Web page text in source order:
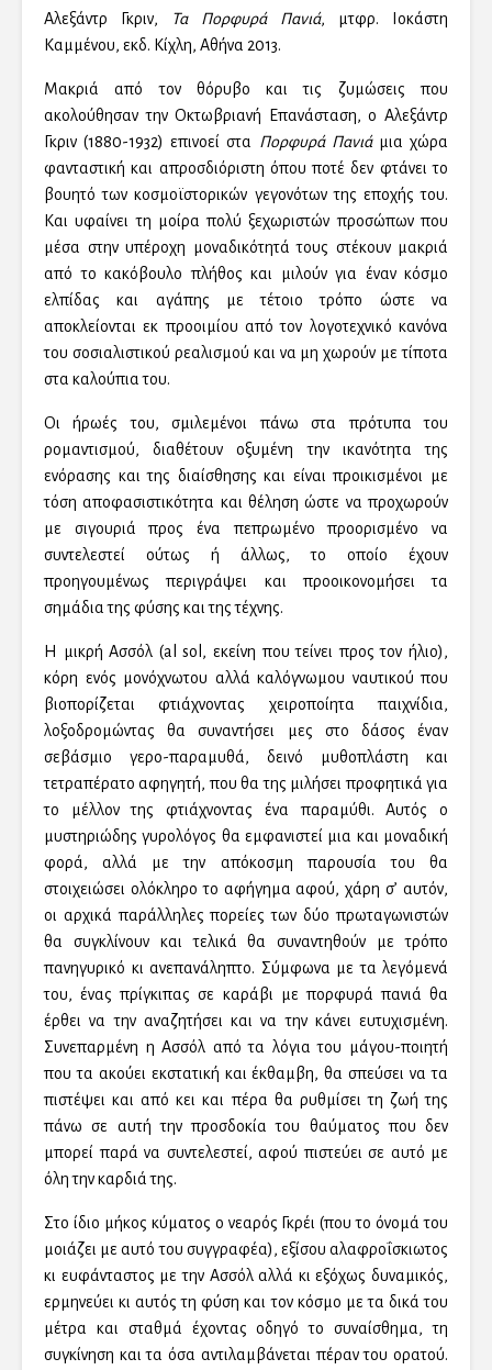
Αλεξάντρ Γκριν, Τα Πορφυρά Πανιά, μτφρ. Ιοκάστη
Καμμένου, εκδ. Κίχλη, Αθήνα 2013.
Μακριά από τον θόρυβο και τις ζυμώσεις που
ακολούθησαν την Οκτωβριανή Επανάσταση, ο Αλεξάντρ
Γκριν (1880-1932) επινοεί στα Πορφυρά Πανιάμια χώρα
φανταστική και απροσδιόριστη όπου ποτέ δεν φτάνει το
βουητό των κοσμοϊστορικών γεγονότων της εποχής του.
Και υφαίνει τη μοίρα πολύ ξεχωριστών προσώπων που
μέσα στην υπέροχη μοναδικότητά τους στέκουν μακριά
από το κακόβουλο πλήθος και μιλούν για έναν κόσμο
ελπίδας και αγάπης με τέτοιο τρόπο ώστε να
αποκλείονται εκ προοιμίου από τον λογοτεχνικό κανόνα
του σοσιαλιστικού ρεαλισμού και να μη χωρούν με τίποτα
στα καλούπια του.
Οι ήρωές του, σμιλεμένοι πάνω στα πρότυπα του
ρομαντισμού, διαθέτουν οξυμένη την ικανότητα της
ενόρασης και της διαίσθησης και είναι προικισμένοι με
τόση αποφασιστικότητα και θέληση ώστε να προχωρούν
με σιγουριά προς ένα πεπρωμένο προορισμένο να
συντελεστεί ούτως ή άλλως, το οποίο έχουν
προηγουμένως περιγράψει και προοικονομήσει τα
σημάδια της φύσης και της τέχνης.
Η μικρή Ασσόλ (al sol, εκείνη που τείνει προς τον ήλιο),
κόρη ενός μονόχνωτου αλλά καλόγνωμου ναυτικού που
βιοπορίζεται φτιάχνοντας χειροποίητα παιχνίδια,
λοξοδρομώντας θα συναντήσει μες στο δάσος έναν
σεβάσμιο γερο-παραμυθά, δεινό μυθοπλάστη και
τετραπέρατο αφηγητή, που θα της μιλήσει προφητικά για
το μέλλον της φτιάχνοντας ένα παραμύθι. Αυτός ο
μυστηριώδης γυρολόγος θα εμφανιστεί μια και μοναδική
φορά, αλλά με την απόκοσμη παρουσία του θα
στοιχειώσει ολόκληρο το αφήγημα αφού, χάρη σ’ αυτόν,
οι αρχικά παράλληλες πορείες των δύο πρωταγωνιστών
θα συγκλίνουν και τελικά θα συναντηθούν με τρόπο
πανηγυρικό κι ανεπανάληπτο. Σύμφωνα με τα λεγόμενά
του, ένας πρίγκιπας σε καράβι με πορφυρά πανιά θα
έρθει να την αναζητήσει και να την κάνει ευτυχισμένη.
Συνεπαρμένη η Ασσόλ από τα λόγια του μάγου-ποιητή
που τα ακούει εκστατική και έκθαμβη, θα σπεύσει να τα
πιστέψει και από κει και πέρα θα ρυθμίσει τη ζωή της
πάνω σε αυτή την προσδοκία του θαύματος που δεν
μπορεί παρά να συντελεστεί, αφού πιστεύει σε αυτό με
όλη την καρδιά της.
Στο ίδιο μήκος κύματος ο νεαρός Γκρέι (που το όνομά του
μοιάζει με αυτό του συγγραφέα), εξίσου αλαφροΐσκιωτος
κι ευφάνταστος με την Ασσόλ αλλά κι εξόχως δυναμικός,
ερμηνεύει κι αυτός τη φύση και τον κόσμο με τα δικά του
μέτρα και σταθμά έχοντας οδηγό το συναίσθημα, τη
συγκίνηση και τα όσα αντιλαμβάνεται πέραν του ορατού.